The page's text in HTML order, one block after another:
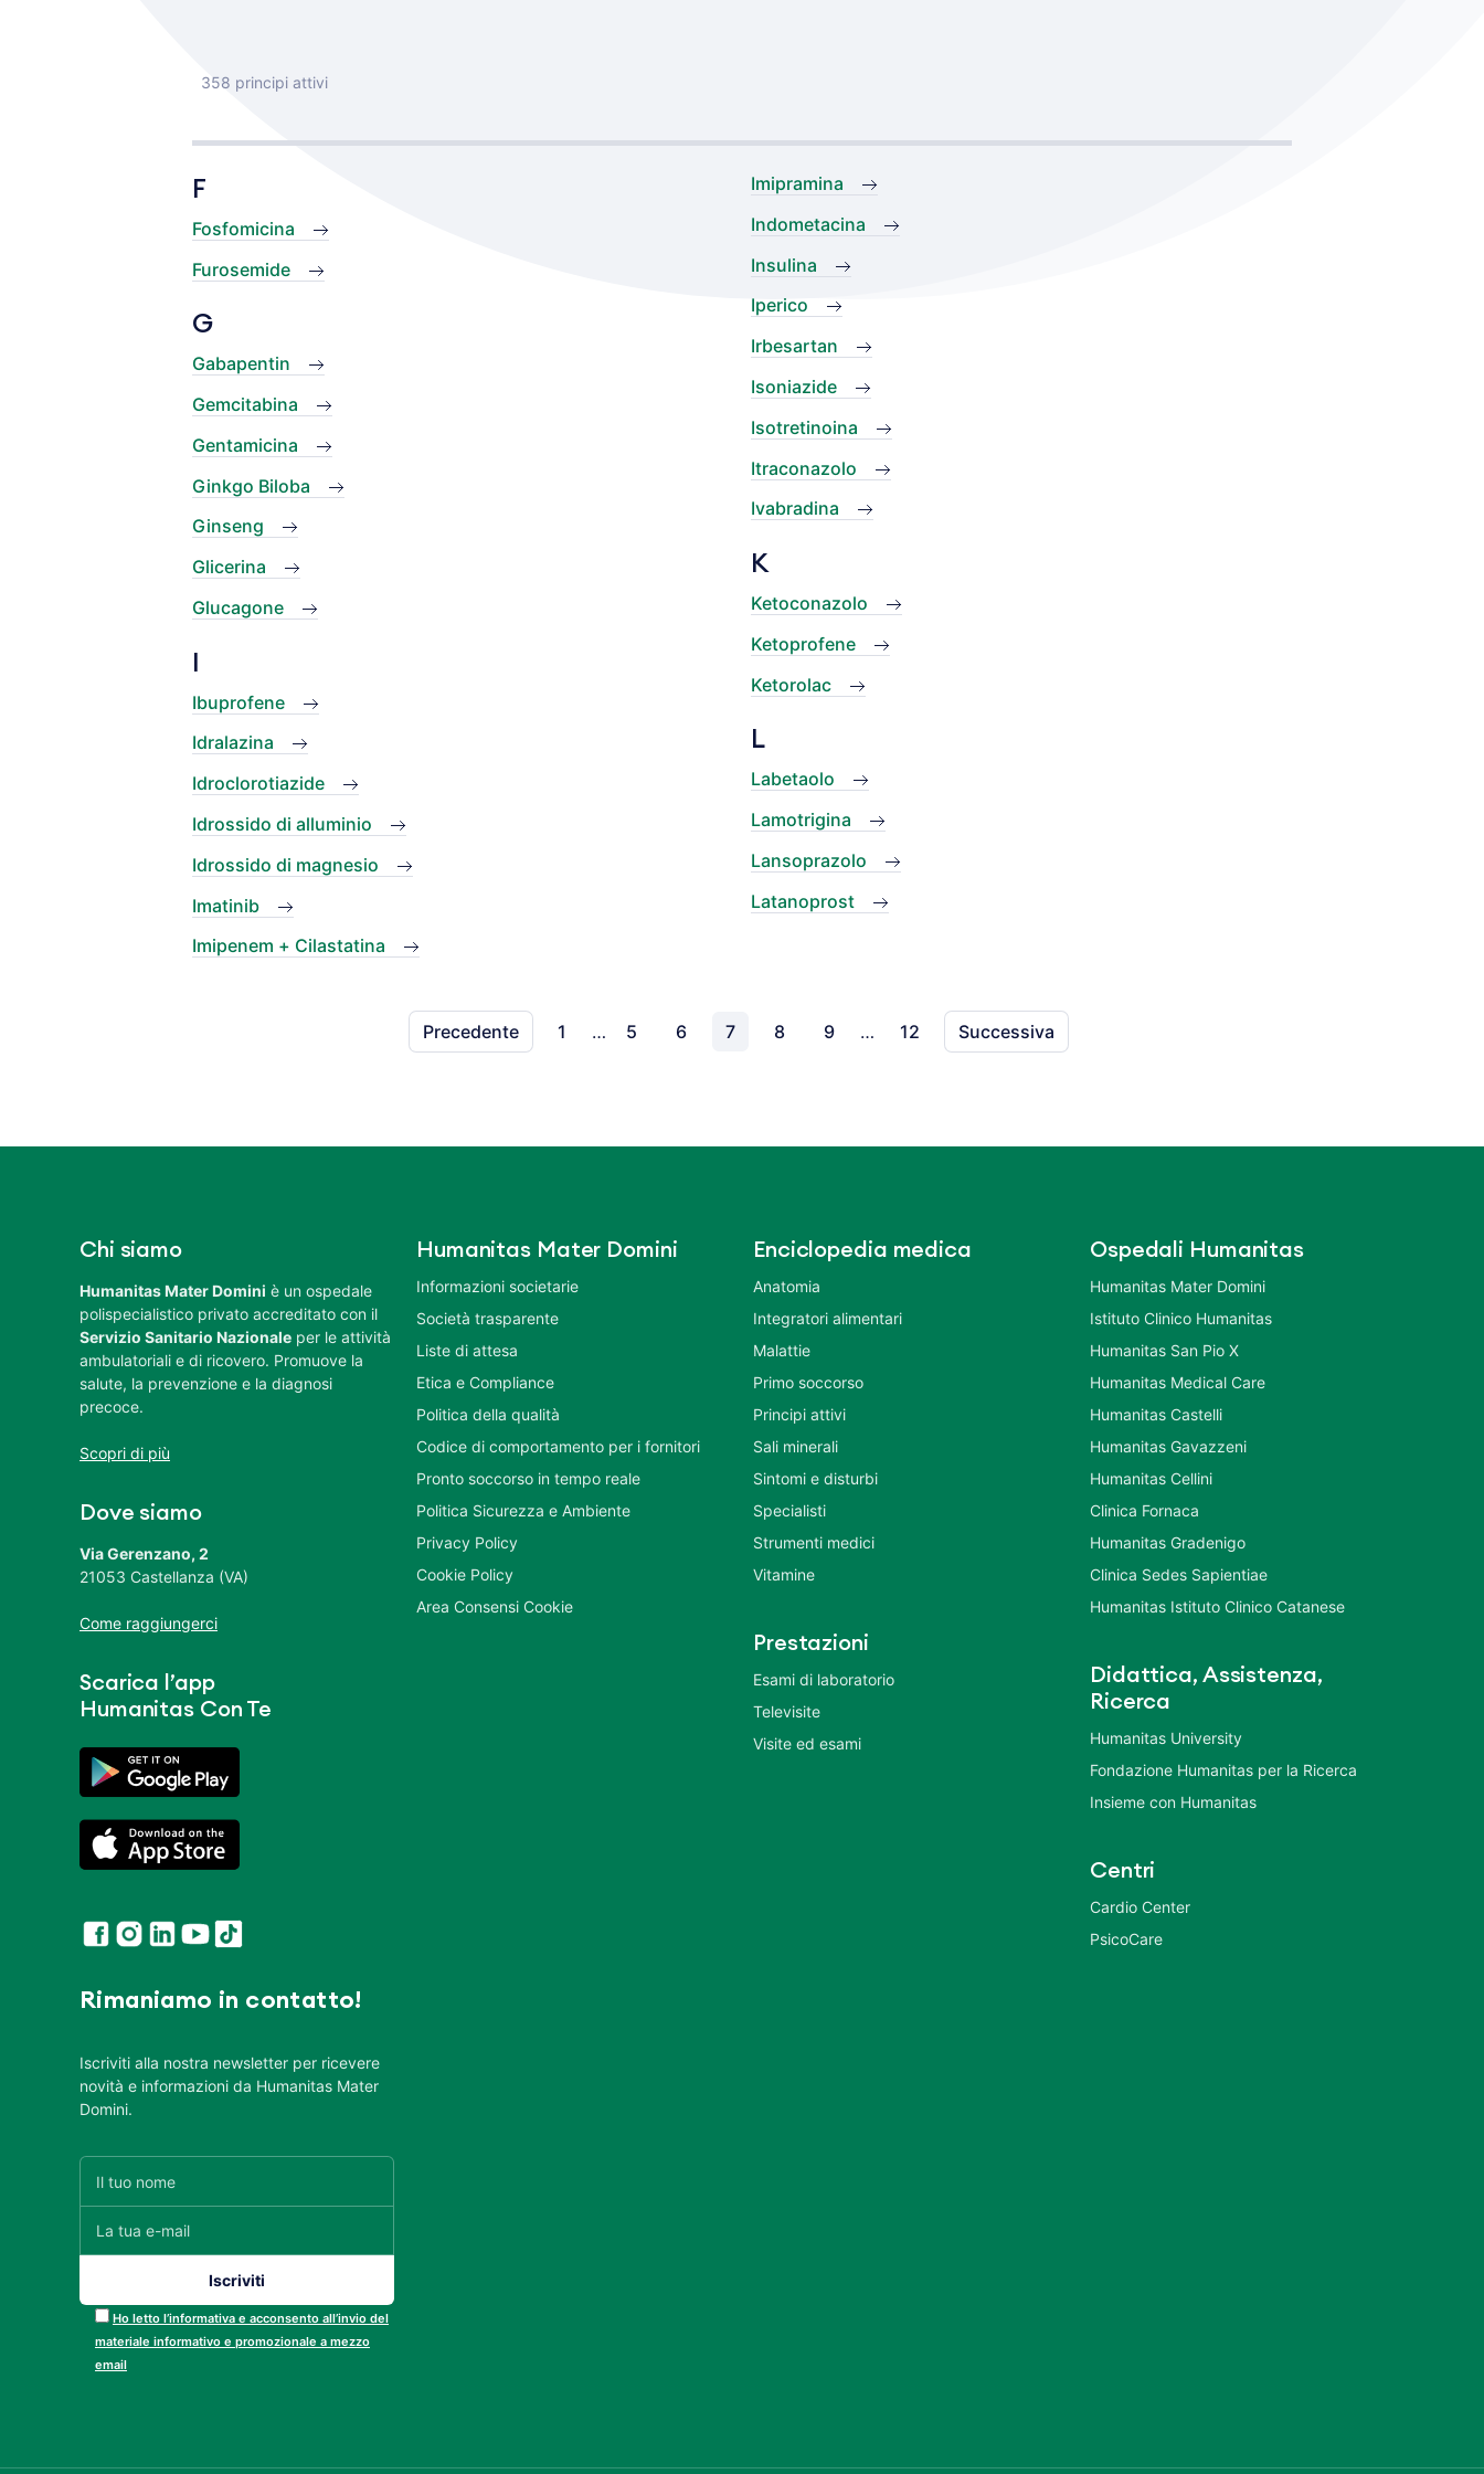
358 principi attivi
F
Fosfomicina
Furosemide
G
Gabapentin
Gemcitabina
Gentamicina
Ginkgo Biloba
Ginseng
Glicerina
Glucagone
Ibuprofene
Idralazina
Idroclorotiazide
Idrossido di alluminio
Idrossido di magnesio
Imatinib
Imipenem + Cilastatina
Imipramina
Indometacina
Insulina
Iperico
Irbesartan
Isoniazide
Isotretinoina
Itraconazolo
Ivabradina
K
Ketoconazolo
Ketoprofene
Ketorolac
L
Labetaolo
Lamotrigina
Lansoprazolo
Latanoprost
Precedente 1 … 5 6 7 8 9 … 12 Successiva
Chi siamo
Humanitas Mater Domini è un ospedale
polispecialistico privato accreditato con il
Servizio Sanitario Nazionale per le attività
ambulatoriali e di ricovero. Promuove la
salute, la prevenzione e la diagnosi
precoce.
Scopri di più
Dove siamo
Via Gerenzano, 2
21053 Castellanza (VA)
Come raggiungerci
Scarica l’app
Humanitas Con Te
Rimaniamo in contatto!
Iscriviti alla nostra newsletter per ricevere
novità e informazioni da Humanitas Mater
Domini.
Ho letto l’informativa e acconsento all’invio del
materiale informativo e promozionale a mezzo
email
Humanitas Mater Domini
Informazioni societarie
Società trasparente
Liste di attesa
Etica e Compliance
Politica della qualità
Codice di comportamento per i fornitori
Pronto soccorso in tempo reale
Politica Sicurezza e Ambiente
Privacy Policy
Cookie Policy
Area Consensi Cookie
Enciclopedia medica
Anatomia
Integratori alimentari
Malattie
Primo soccorso
Principi attivi
Sali minerali
Sintomi e disturbi
Specialisti
Strumenti medici
Vitamine
Prestazioni
Esami di laboratorio
Televisite
Visite ed esami
Ospedali Humanitas
Humanitas Mater Domini
Istituto Clinico Humanitas
Humanitas San Pio X
Humanitas Medical Care
Humanitas Castelli
Humanitas Gavazzeni
Humanitas Cellini
Clinica Fornaca
Humanitas Gradenigo
Clinica Sedes Sapientiae
Humanitas Istituto Clinico Catanese
Didattica, Assistenza,
Ricerca
Humanitas University
Fondazione Humanitas per la Ricerca
Insieme con Humanitas
Centri
Cardio Center
PsicoCare